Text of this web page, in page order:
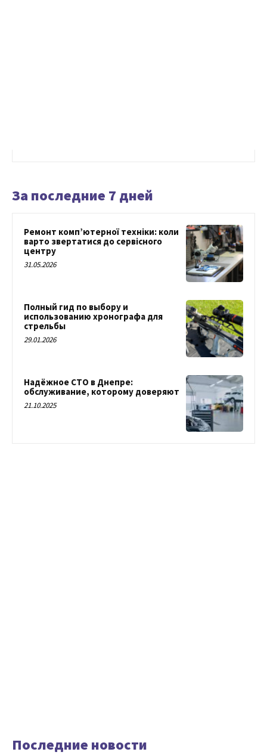
За последние 7 дней
Ремонт комп’ютерної техніки: коли
варто звертатися до сервісного
центру
31.05.2026
Полный гид по выбору и
использованию хронографа для
стрельбы
29.01.2026
Надёжное СТО в Днепре:
обслуживание, которому доверяют
21.10.2025
Последние новости